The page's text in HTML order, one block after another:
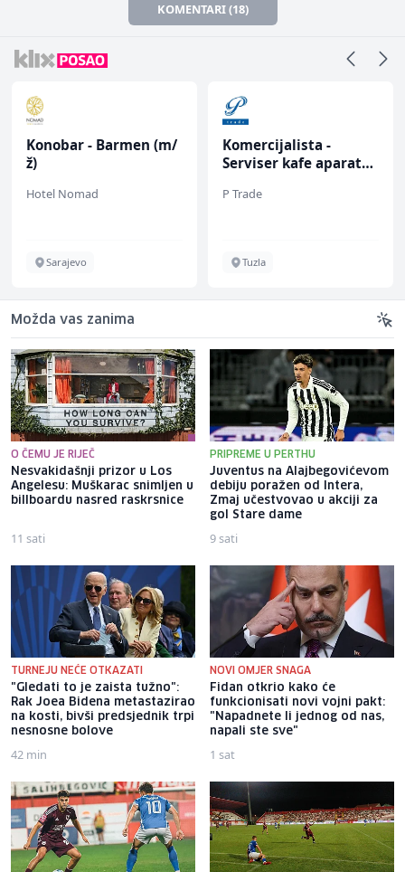
KOMENTARI (18)
Konobar - Barmen (m/
ž)
Hotel Nomad
Sarajevo
Komercijalista -
Serviser kafe aparata
P Trade
Tuzla
Možda vas zanima
O ČEMU JE RIJEČ
Nesvakidašnji prizor u Los
Angelesu: Muškarac snimljen u
billboardu nasred raskrsnice
11 sati
PRIPREME U PERTHU
Juventus na Alajbegovićevom
debiju poražen od Intera,
Zmaj učestvovao u akciji za
gol Stare dame
9 sati
TURNEJU NEĆE OTKAZATI
"Gledati to je zaista tužno":
Rak Joea Bidena metastazirao
na kosti, bivši predsjednik trpi
nesnosne bolove
42 min
NOVI OMJER SNAGA
Fidan otkrio kako će
funkcionisati novi vojni pakt:
"Napadnete li jednog od nas,
napali ste sve"
1 sat